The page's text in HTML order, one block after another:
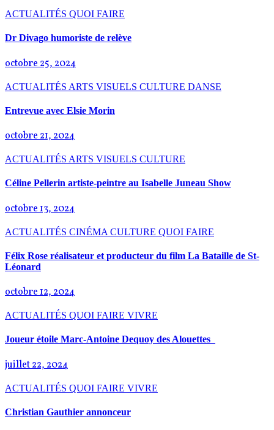
ACTUALITÉS QUOI FAIRE
Dr Divago humoriste de relève
octobre 25, 2024
ACTUALITÉS ARTS VISUELS CULTURE DANSE
Entrevue avec Elsie Morin
octobre 21, 2024
ACTUALITÉS ARTS VISUELS CULTURE
Céline Pellerin artiste-peintre au Isabelle Juneau Show
octobre 13, 2024
ACTUALITÉS CINÉMA CULTURE QUOI FAIRE
Félix Rose réalisateur et producteur du film La Bataille de St-
Léonard
octobre 12, 2024
ACTUALITÉS QUOI FAIRE VIVRE
Joueur étoile Marc-Antoine Dequoy des Alouettes
juillet 22, 2024
ACTUALITÉS QUOI FAIRE VIVRE
Christian Gauthier annonceur